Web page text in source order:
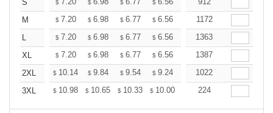
S $ $ $ $
M
$ 7.20 $ 6.98 $ 6.77 $ 6.56 6.34
1172
L
$ 7.20 $ 6.98 $ 6.77 $ 6.56 6.34
1363
XL
$ 7.20 $ 6.98 $ 6.77 $ 6.56 6.34
1387
2XL
$ 10.14 $ 9.84 $ 9.54 $ 9.24 8.94
1022
3XL
$ 10.98 $ 10.65 $ 10.33 $ 10.00 9.67
224